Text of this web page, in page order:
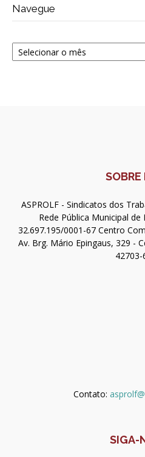
Navegue
Navegue
SOBRE
ASPROLF - Sindicatos dos
Rede Pública Municipal de
32.697.195/0001-67 Centro
Av. Brg. Mário Epingaus, 329 -
42703-
Contato:
SIGA-